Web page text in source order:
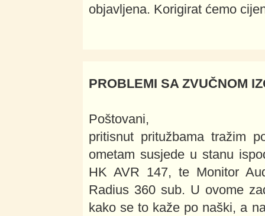
objavljena. Korigirat ćemo
PROBLEMI SA ZVUČNOM
Poštovani,
pritisnut pritužbama tražim
ometam susjede u stanu
HK AVR 147, te Monitor
Radius 360 sub. U ovome
kako se to kaže po naški, a